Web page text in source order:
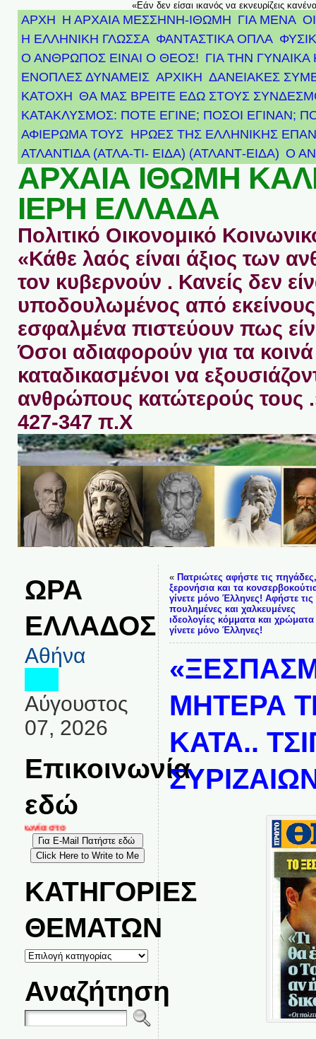
«Εάν δεν είσαι ικανός να εκνευρίζεις
ΑΡΧΗ Η ΑΡΧΑΙΑ ΜΕΣΣΗΝΗ-ΙΘΩΜΗ ΓΙΑ ΜΕΝΑ
Η ΕΛΛΗΝΙΚΗ ΓΛΩΣΣΑ ΦΑΝΤΑΣΤΙΚΑ ΟΠΛΑ
Ο ΑΝΘΡΩΠΟΣ ΕΙΝΑΙ Ο ΘΕΟΣ! ΓΙΑ ΤΗΝ ΓΥΝΑΙΚΑ
ΕΝΟΠΛΕΣ ΔΥΝΑΜΕΙΣ ΑΡΧΙΚΉ ΔΑΝΕΙΑΚΕΣ
ΚΑΤΟΧΗ ΘΑ ΜΑΣ ΒΡΕΙΤΕ ΕΔΩ ΣΤΟΥΣ
ΚΑΤΑΚΛΥΣΜΟΣ: ΠΟΤΕ ΕΓΙΝΕ; ΠΟΣΟΙ ΕΓΙΝΑΝ;
ΑΦΙΈΡΩΜΑ ΤΟΥΣ ΉΡΩΕΣ ΤΗΣ ΕΛΛΗΝΙΚΉΣ
ΑΤΛΑΝΤΊΔΑ (ΑΤΛΑ-ΤΙ- ΕΙΔΑ) (ΑΤΛΑΝΤ-ΕΙΔΑ) Ο
ΑΡΧΑΙΑ ΙΘΩΜΗ
ΙΕΡΗ ΕΛΛΑΔΑ
Πολιτικό Οικονομικό
«Κάθε λαός είναι άξιος των
τον κυβερνούν . Κανείς δεν
υποδουλωμένος από
εσφαλμένα πιστεύουν πως
Όσοι αδιαφορούν για τα κοινά
καταδικασμένοι να
ανθρώπους κατώτερούς τους
427-347 π.Χ
ΩΡΑ
ΕΛΛΑΔΟΣ
Αθήνα
Αύγουστος
07, 2026
Επικοινωνία
εδώ
στο
ΚΑΤΗΓΟΡΙΕΣ
ΘΕΜΑΤΩΝ
ΚΑΤΗΓΟΡΙΕΣ
ΘΕΜΑΤΩΝ
Αναζήτηση
« Πατριώτες αφήστε τις
ξερονήσια και τα
γίνετε μόνο Έλληνες! Αφήστε τις
πουλημένες και χαλκευμένες
ιδεολογίες κόμματα και χρώματα
γίνετε μόνο Έλληνες!
ΜΗΤΕΡΑ
ΚΑΤΑ..